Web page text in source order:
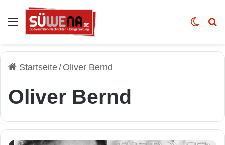
Auswahl Skin
Startseite/ Oliver Bernd
Oliver Bernd